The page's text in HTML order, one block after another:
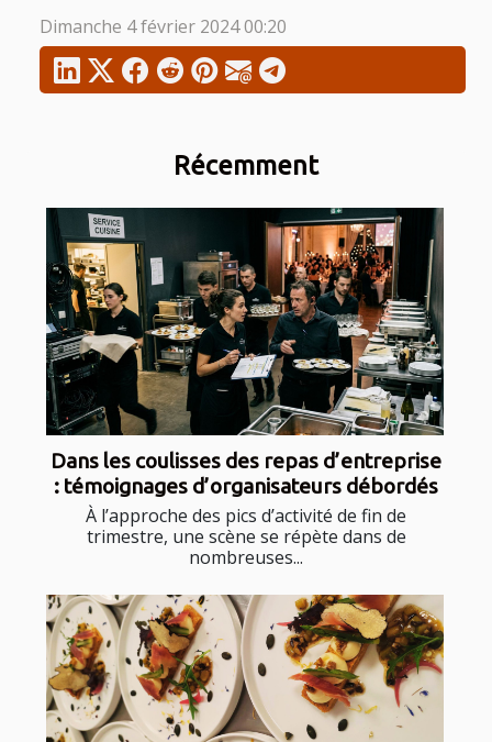
Récemment
Dans les coulisses des repas d’entreprise
: témoignages d’organisateurs débordés
À l’approche des pics d’activité de fin de
trimestre, une scène se répète dans de
nombreuses...
Dimanche 4 février 2024 00:20